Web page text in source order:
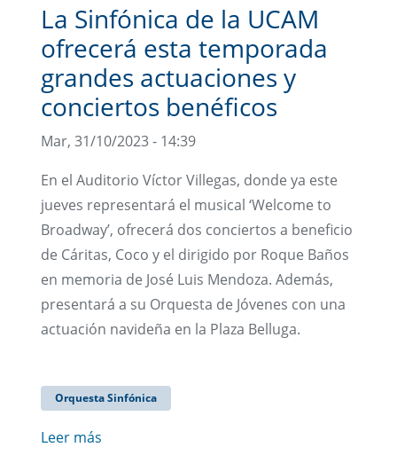
La Sinfónica de la UCAM
ofrecerá esta temporada
grandes actuaciones y
conciertos benéficos
Mar, 31/10/2023 - 14:39
En el Auditorio Víctor Villegas, donde ya este
jueves representará el musical ‘Welcome to
Broadway’, ofrecerá dos conciertos a beneficio
de Cáritas, Coco y el dirigido por Roque Baños
en memoria de José Luis Mendoza. Además,
presentará a su Orquesta de Jóvenes con una
actuación navideña en la Plaza Belluga.
Orquesta Sinfónica
Leer más